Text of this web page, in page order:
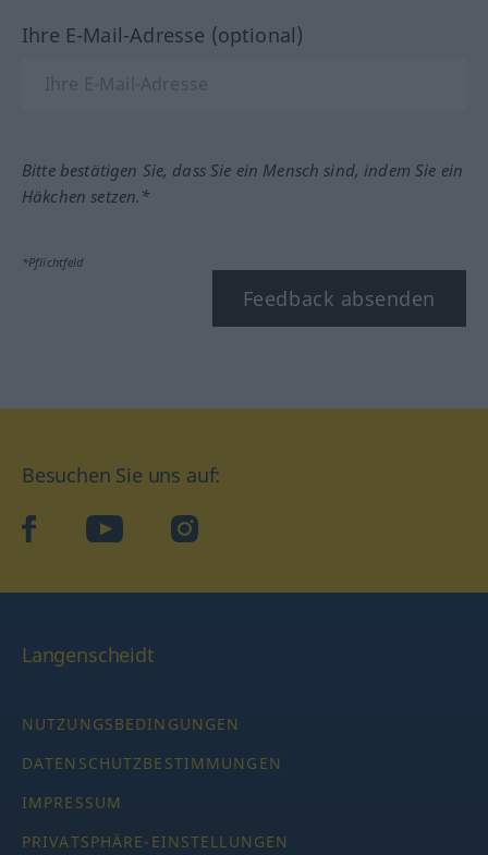
Ihre E-Mail-Adresse (optional)
Bitte bestätigen Sie, dass Sie ein Mensch sind, indem Sie ein
Häkchen setzen.*
*Pflichtfeld
Feedback absenden
Besuchen Sie uns auf:
facebookYouTube Instagram
Langenscheidt
NUTZUNGSBEDINGUNGEN
DATENSCHUTZBESTIMMUNGEN
IMPRESSUM
PRIVATSPHÄRE-EINSTELLUNGEN